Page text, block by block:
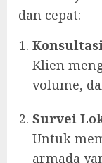
dan cepat:
Klien
volume,
Survei
Untuk
armada